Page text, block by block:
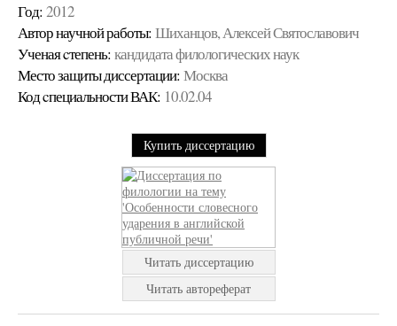
Год: 2012
Автор научной работы: Шиханцов, Алексей Святославович
Ученая cтепень: кандидата филологических наук
Место защиты диссертации: Москва
Код cпециальности ВАК: 10.02.04
Купить диссертацию
Читать диссертацию
Читать автореферат